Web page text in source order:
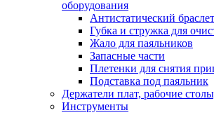
оборудования
Антистатический браслет
Губка и стружка для
Жало для паяльников
Запасные части
Плетенки для снятия
Подставка под паяльник
Держатели плат, рабочие
Инструменты